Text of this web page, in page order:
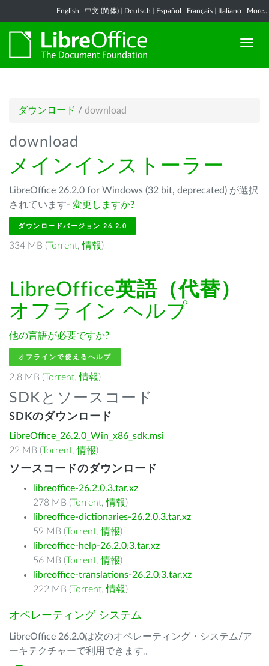
English 中文 (简体) Deutsch Español Français Italiano More...
ダウンロード / download
download
メインインストーラー
LibreOffice 26.2.0 for Windows (32 bit, deprecated) が選択
されています- 変更しますか?
ダウンロードバージョン 26.2.0
334 MB (Torrent,情報)
LibreOffice英語（代替）
オフライン ヘルプ
他の言語が必要ですか?
オフラインで使えるヘルプ
2.8 MB (Torrent,情報)
SDKとソースコード
SDKのダウンロード
LibreOffice_26.2.0_Win_x86_sdk.msi
22 MB (Torrent,情報)
ソースコードのダウンロード
libreoffice-26.2.0.3.tar.xz
278 MB (Torrent,情報)
libreoffice-dictionaries-26.2.0.3.tar.xz
59 MB (Torrent,情報)
libreoffice-help-26.2.0.3.tar.xz
56 MB (Torrent,情報)
libreoffice-translations-26.2.0.3.tar.xz
222 MB (Torrent,情報)
オペレーティング システム
LibreOffice 26.2.0は次のオペレーティング・システム/ア
ーキテクチャーで利用できます。